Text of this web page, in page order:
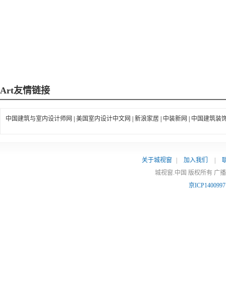
Art友情链接
中国建筑与室内设计师网 美国室内设计中文网 新浪家居 中装新网 中国建筑装
关于城视窗 加入我们
城视窗.中国 版权所有 广
京